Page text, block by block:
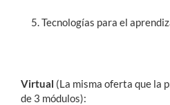
Tecnologías para el
Virtual (La misma oferta que la
de 3 módulos):